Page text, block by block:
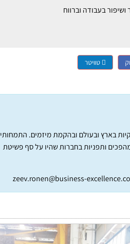
טוויטר
בארץ ובעולם ובהקמת מיזמים. התמחותי
ותפניות בחברות שהיו על סף פשיטת
zeev.ronen@business-